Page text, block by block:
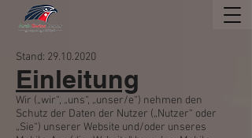
Stand: 29.10.2020
Einleitung
Wir („wir“, „uns“, „unser/e“) nehmen den
Schutz der Daten der Nutzer („Nutzer“ oder
„Sie“) unserer Website und/oder unseres